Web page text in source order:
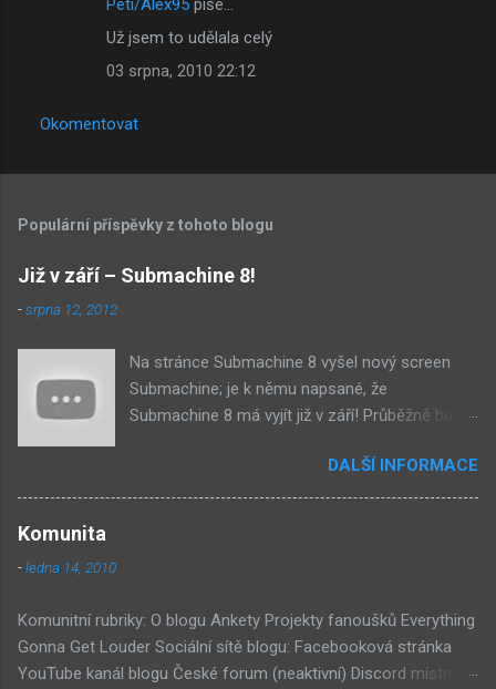
Už jsem to udělala celý
03 srpna, 2010 22:12
Okomentovat
Populární příspěvky z tohoto blogu
Již v září – Submachine 8!
-srpna 12, 2012
Na stránce Submachine 8 vyšel nový screen
Submachine; je k němu napsané, že
Submachine 8 má vyjít již v září! Průběžně budu
zveřejněný materiál ze Submachine 8. Zvukové
pozadí menu. První screen, který se na stránce
v DaymareTown 1 ( stránka sub8 ) Screen, který
se objevil jako ikona her na PastelPortal.com,
vypadá to snad že vystoupíme z Liziny lodi,
DALŠÍ INFORMACE
Komunita
-ledna 14, 2010
Komunitní rubriky: O blogu Ankety Projekty fanoušků Everything
Gonna Get Louder Sociální sítě blogu: Facebooková stránka
YouTube kanál blogu České forum (neaktivní) Discord místnost